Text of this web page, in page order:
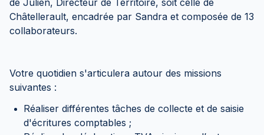
de Julien, Directeur de Territoire, soit celle de
Châtellerault, encadrée par Sandra et composée de 13
collaborateurs.
Votre quotidien s'articulera autour des missions
suivantes :
Réaliser différentes tâches de collecte et de saisie
d'écritures comptables ;